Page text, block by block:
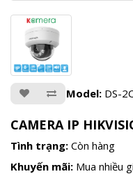
Model: DS-
CAMERA IP
Tình trạng: Còn hàng
Khuyến mãi: Mua nhiều